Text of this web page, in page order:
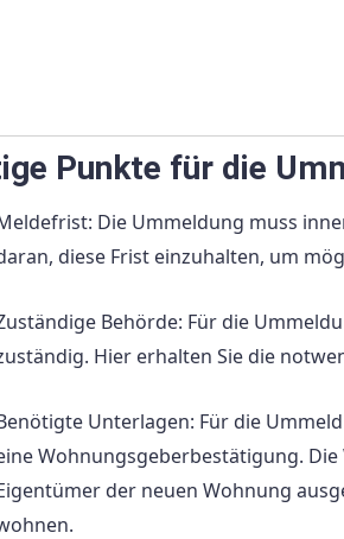
Punkte für die
Die Ummeldung muss
diese Frist einzuhalten, um
Behörde: Für die
Hier erhalten Sie die
Unterlagen: Für die
Wohnungsgeberbestätigung.
der neuen Wohnung